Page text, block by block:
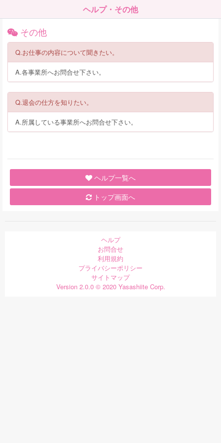
ヘルプ・その他
その他
Q.お仕事の内容について聞きたい。
A.各事業所へお問合せ下さい。
Q.退会の仕方を知りたい。
A.所属している事業所へお問合せ下さい。
ヘルプ一覧へ
トップ画面へ
ヘルプ
お問合せ
利用規約
プライバシーポリシー
サイトマップ
Version 2.0.0 © 2020 Yasashiite Corp.